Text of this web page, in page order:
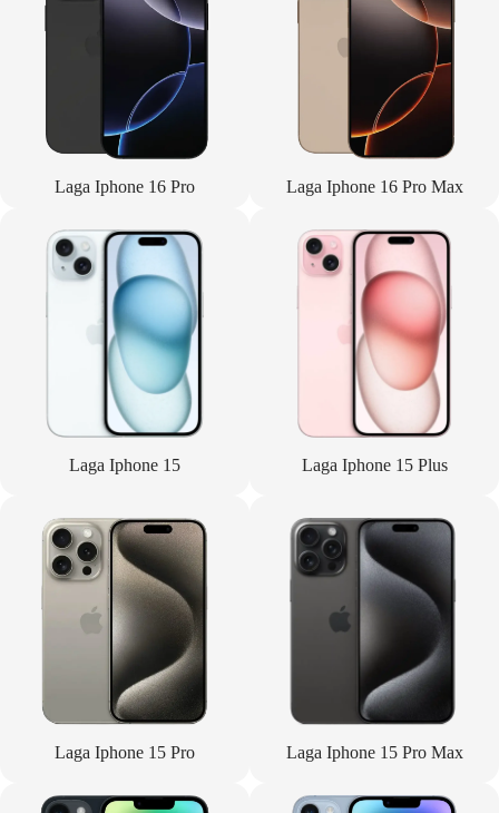
Laga Iphone 16 Pro Laga Iphone 16 Pro Max
Laga Iphone 15 Laga Iphone 15 Plus
Laga Iphone 15 Pro Laga Iphone 15 Pro Max